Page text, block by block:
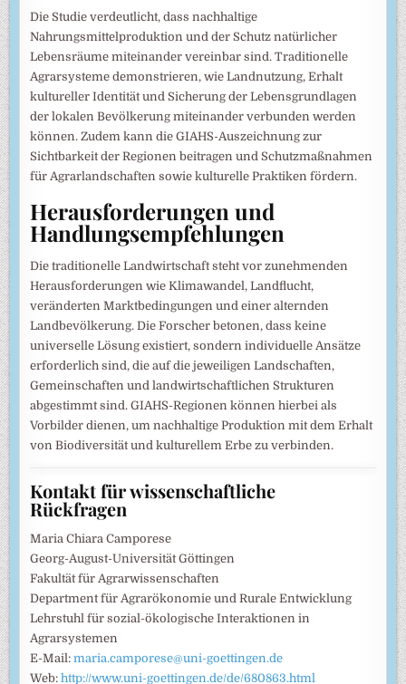
Die Studie verdeutlicht, dass nachhaltige
Nahrungsmittelproduktion und der Schutz natürlicher
Lebensräume miteinander vereinbar sind. Traditionelle
Agrarsysteme demonstrieren, wie Landnutzung, Erhalt
kultureller Identität und Sicherung der Lebensgrundlagen
der lokalen Bevölkerung miteinander verbunden werden
können. Zudem kann die GIAHS-Auszeichnung zur
Sichtbarkeit der Regionen beitragen und Schutzmaßnahmen
für Agrarlandschaften sowie kulturelle Praktiken fördern.
Herausforderungen und
Handlungsempfehlungen
Die traditionelle Landwirtschaft steht vor zunehmenden
Herausforderungen wie Klimawandel, Landflucht,
veränderten Marktbedingungen und einer alternden
Landbevölkerung. Die Forscher betonen, dass keine
universelle Lösung existiert, sondern individuelle Ansätze
erforderlich sind, die auf die jeweiligen Landschaften,
Gemeinschaften und landwirtschaftlichen Strukturen
abgestimmt sind. GIAHS-Regionen können hierbei als
Vorbilder dienen, um nachhaltige Produktion mit dem Erhalt
von Biodiversität und kulturellem Erbe zu verbinden.
Kontakt für wissenschaftliche
Rückfragen
Maria Chiara Camporese
Georg-August-Universität Göttingen
Fakultät für Agrarwissenschaften
Department für Agrarökonomie und Rurale Entwicklung
Lehrstuhl für sozial-ökologische Interaktionen in
Agrarsystemen
E-Mail:maria.camporese@uni-goettingen.de
Web:http://www.uni-goettingen.de/de/680863.html